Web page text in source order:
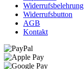
Widerrufsbelehrung
Widerrufsbutton
AGB
Kontakt